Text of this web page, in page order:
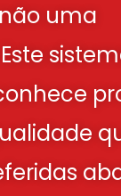
uma